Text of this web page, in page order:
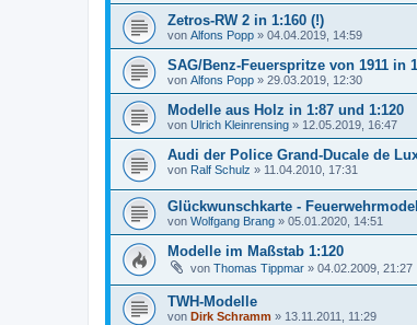
Zetros-RW 2 in 1:160 (!)
von Alfons Popp » 04.04.2019, 14:59
SAG/Benz-Feuerspritze von 1911 in
von Alfons Popp » 29.03.2019, 12:30
Modelle aus Holz in 1:87 und 1:120
von Ulrich Kleinrensing » 12.05.2019, 16:47
Audi der Police Grand-Ducale de
von Ralf Schulz » 11.04.2010, 17:31
Glückwunschkarte -
von Wolfgang Brang » 05.01.2020, 14:51
Modelle im Maßstab 1:120
von Thomas Tippmar » 04.02.2009, 21:27
TWH-Modelle
von Dirk Schramm » 13.11.2011, 11:29